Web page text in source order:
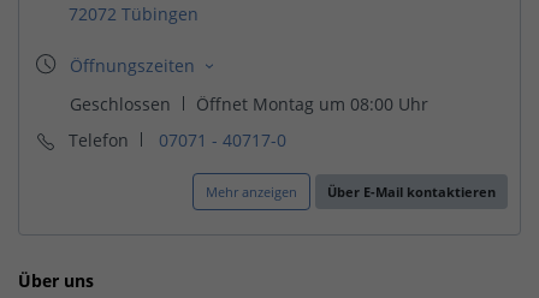
72072 Tübingen
Telefon 07071 - 40717-0
Mehr anzeigen Über E-Mail kontaktieren
Über uns